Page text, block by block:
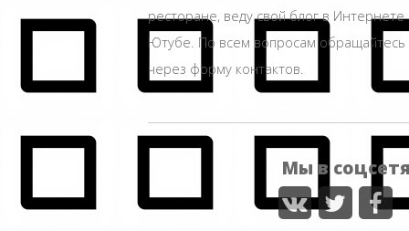
ресторане, веду свой блог в Интернете
Ютубе. По всем вопросам
через форму контактов.
Мы в